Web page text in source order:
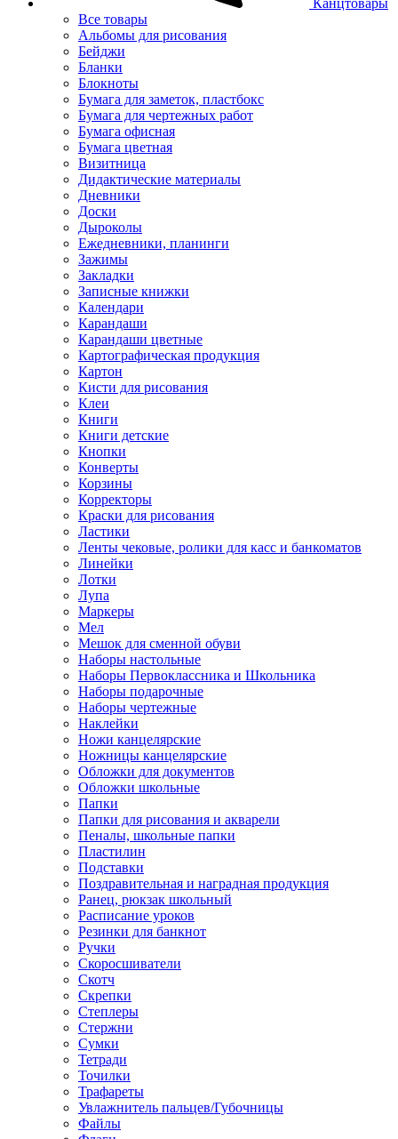
Канцтовары
Все товары
Альбомы для рисования
Бейджи
Бланки
Блокноты
Бумага для заметок, пластбокс
Бумага для чертежных работ
Бумага офисная
Бумага цветная
Визитница
Дидактические материалы
Дневники
Доски
Дыроколы
Ежедневники, планинги
Зажимы
Закладки
Записные книжки
Календари
Карандаши
Карандаши цветные
Картографическая продукция
Картон
Кисти для рисования
Клеи
Книги
Книги детские
Кнопки
Конверты
Корзины
Корректоры
Краски для рисования
Ластики
Ленты чековые, ролики для касс и банкоматов
Линейки
Лотки
Лупа
Маркеры
Мел
Мешок для сменной обуви
Наборы настольные
Наборы Первоклассника и Школьника
Наборы подарочные
Наборы чертежные
Наклейки
Ножи канцелярские
Ножницы канцелярские
Обложки для документов
Обложки школьные
Папки
Папки для рисования и акварели
Пеналы, школьные папки
Пластилин
Подставки
Поздравительная и наградная продукция
Ранец, рюкзак школьный
Расписание уроков
Резинки для банкнот
Ручки
Скоросшиватели
Скотч
Скрепки
Степлеры
Стержни
Сумки
Тетради
Точилки
Трафареты
Увлажнитель пальцев/Губочницы
Файлы